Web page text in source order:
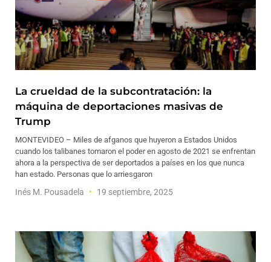
La crueldad de la subcontratación: la
máquina de deportaciones masivas de
Trump
MONTEVIDEO – Miles de afganos que huyeron a Estados Unidos
cuando los talibanes tomaron el poder en agosto de 2021 se enfrentan
ahora a la perspectiva de ser deportados a países en los que nunca
han estado. Personas que lo arriesgaron
Inés M. Pousadela 19 septiembre, 2025